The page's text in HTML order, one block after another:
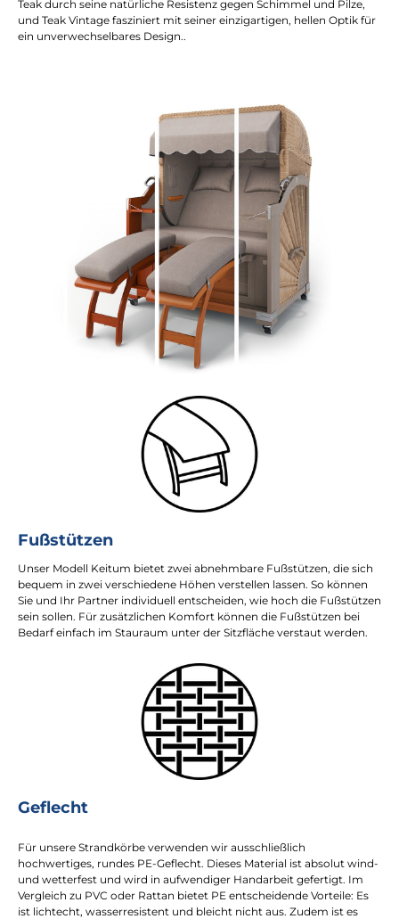
Teak durch seine natürliche Resistenz gegen Schimmel und Pilze,
und Teak Vintage fasziniert mit seiner einzigartigen, hellen Optik für
ein unverwechselbares Design..
Fußstützen
Unser Modell Keitum bietet zwei abnehmbare Fußstützen, die sich
bequem in zwei verschiedene Höhen verstellen lassen. So können
Sie und Ihr Partner individuell entscheiden, wie hoch die Fußstützen
sein sollen. Für zusätzlichen Komfort können die Fußstützen bei
Bedarf einfach im Stauraum unter der Sitzfläche verstaut werden.
Geflecht
Für unsere Strandkörbe verwenden wir ausschließlich
hochwertiges, rundes PE-Geflecht. Dieses Material ist absolut wind-
und wetterfest und wird in aufwendiger Handarbeit gefertigt. Im
Vergleich zu PVC oder Rattan bietet PE entscheidende Vorteile: Es
ist lichtecht, wasserresistent und bleicht nicht aus. Zudem ist es